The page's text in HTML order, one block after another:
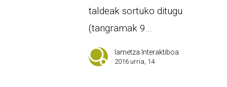
taldeak sortuko ditugu
(tangramak 9…
Iametza Interaktiboa
2016 urria, 14